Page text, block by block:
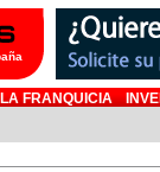
LA FRANQUICIA